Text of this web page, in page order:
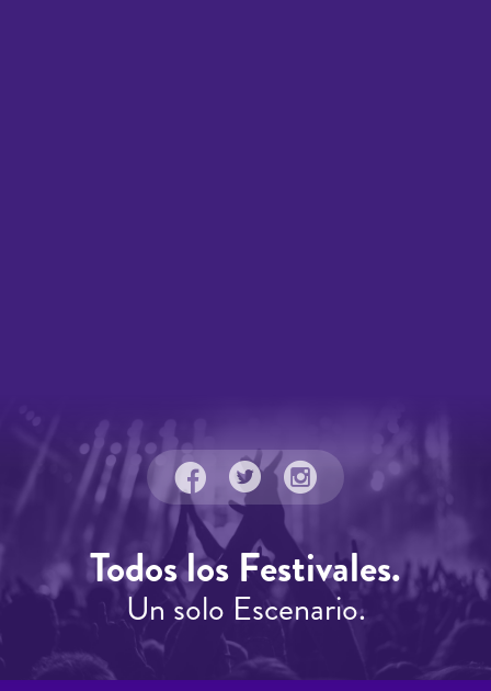
Todos los Festivales.
Un solo Escenario.